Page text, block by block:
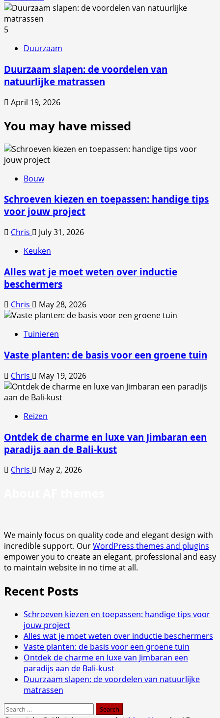
5
Duurzaam
Duurzaam slapen: de voordelen van
natuurlijke matrassen
April 19, 2026
You may have missed
Bouw
Schroeven kiezen en toepassen: handige tips
voor jouw project
Chris
July 31, 2026
Keuken
Alles wat je moet weten over inductie
beschermers
Chris May 28, 2026
Tuinieren
Vaste planten: de basis voor een groene tuin
Chris May 19, 2026
Reizen
Ontdek de charme en luxe van Jimbaran een
paradijs aan de Bali-kust
Chris May 2, 2026
We mainly focus on quality code and elegant design with
incredible support. OurWordPress themes and plugins
empower you to create an elegant, professional and easy
to maintain website in no time at all.
Recent Posts
Schroeven kiezen en toepassen: handige tips voor
jouw project
Alles wat je moet weten over inductie beschermers
Vaste planten: de basis voor een groene tuin
Ontdek de charme en luxe van Jimbaran een
paradijs aan de Bali-kust
Duurzaam slapen: de voordelen van natuurlijke
matrassen
Search